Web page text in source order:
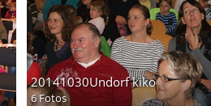
20141030Undorf kiko
6 Fotos